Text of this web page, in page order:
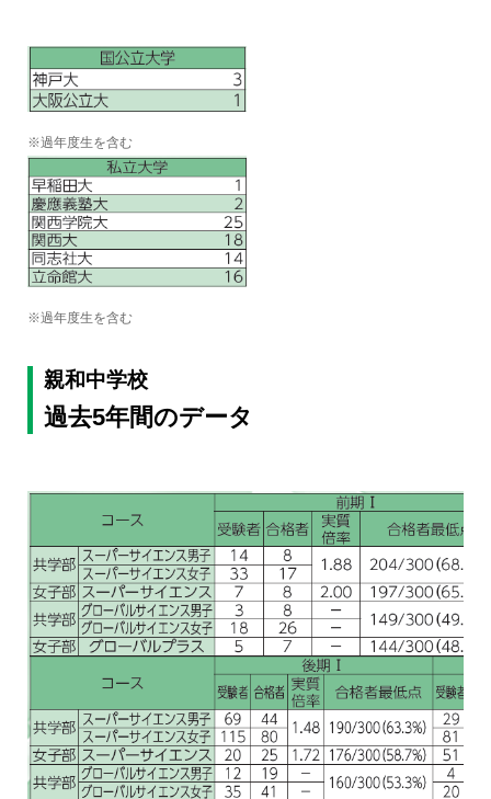
※過年度生を含む
※過年度生を含む
親和中学校
過去5年間のデータ